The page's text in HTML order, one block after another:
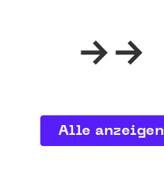
Alle anzeigen